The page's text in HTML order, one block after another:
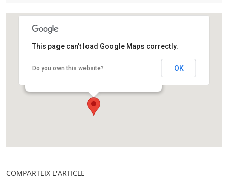
Museu de la Ciència i la Tècnica de Catalunya
Rambla d'Ègara, 270
This page can't load Google Maps correctly.
Do you own this website? OK
COMPARTEIX L'ARTICLE